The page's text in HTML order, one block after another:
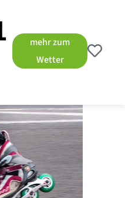
mehr zum
Wetter